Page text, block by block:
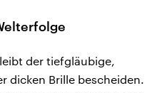
der tiefgläubige,
dicken Brille bescheiden.